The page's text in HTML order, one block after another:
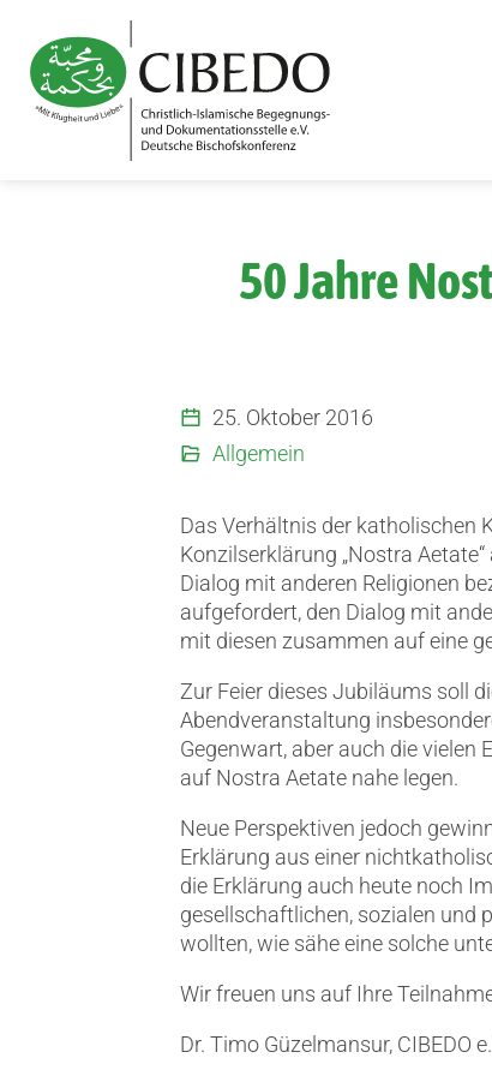
50 Jahre
25. Oktober 2016
Allgemein
Das Verhältnis der katholischen
Konzilserklärung „Nostra
Dialog mit anderen Religionen
aufgefordert, den Dialog mit
mit diesen zusammen auf eine
Zur Feier dieses Jubiläums soll
Abendveranstaltung
Gegenwart, aber auch die vielen
auf Nostra Aetate nahe legen.
Neue Perspektiven jedoch
Erklärung aus einer
die Erklärung auch heute noch
gesellschaftlichen, sozialen und
wollten, wie sähe eine solche
Wir freuen uns auf Ihre
Dr. Timo Güzelmansur, CIBEDO e.